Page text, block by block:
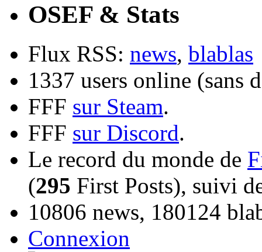
OSEF & Stats
Flux RSS: news, blablas
1337 users online (sans
FFF sur Steam.
FFF sur Discord.
Le record du monde de
(295 First Posts), suivi
10806 news, 180124
Connexion